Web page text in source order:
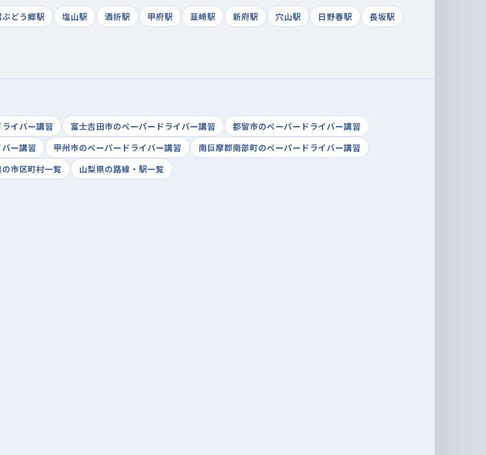
どう郷駅 塩山駅 酒折駅 甲府駅 韮崎駅 新府駅 穴山駅 日野春駅
長坂駅
イバー講習 富士吉田市のペーパードライバー講習
都留市のペーパードライバー講習
ー講習 甲州市のペーパードライバー講習
南巨摩郡南部町のペーパードライバー講習
の市区町村一覧 山梨県の路線・駅一覧